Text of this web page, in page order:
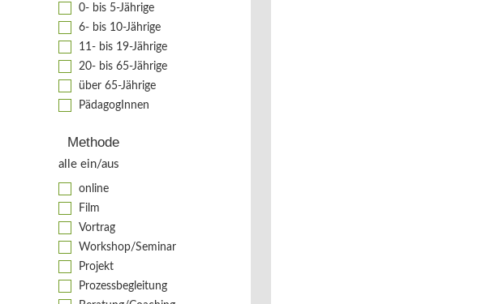
0- bis 5-Jährige
6- bis 10-Jährige
11- bis 19-Jährige
20- bis 65-Jährige
über 65-Jährige
PädagogInnen
Methode
alle ein/aus
online
Film
Vortrag
Workshop/Seminar
Projekt
Prozessbegleitung